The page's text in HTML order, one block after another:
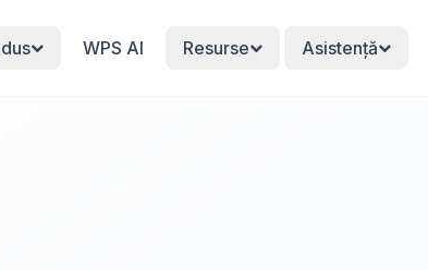
WPS AI Resurse Asistență